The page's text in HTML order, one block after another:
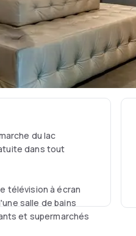
du lac
dans tout
télévision à écran
salle de bains
et supermarchés